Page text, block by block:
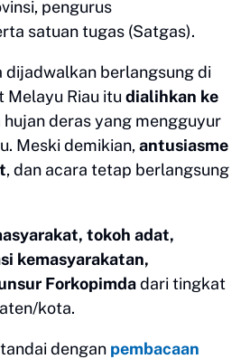
pengurus
satuan tugas (Satgas).
dijadwalkan berlangsung di
Melayu Riau itu dialihkan ke
hujan deras yang mengguyur
Meski demikian, antusiasme
, dan acara tetap berlangsung
tokoh adat,
kemasyarakatan,
Forkopimdadari tingkat
kota.
dengan pembacaan